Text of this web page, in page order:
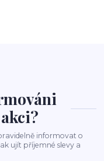
informovat o
ujít příjemné slevy a